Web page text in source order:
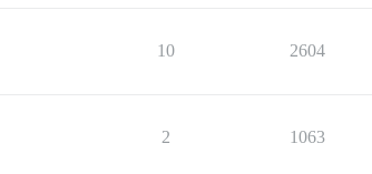
10 2604
2 1063